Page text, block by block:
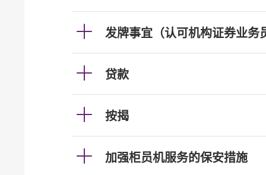
发牌事宜（认可机构证券业务
贷款
按揭
加强柜员机服务的保安措施